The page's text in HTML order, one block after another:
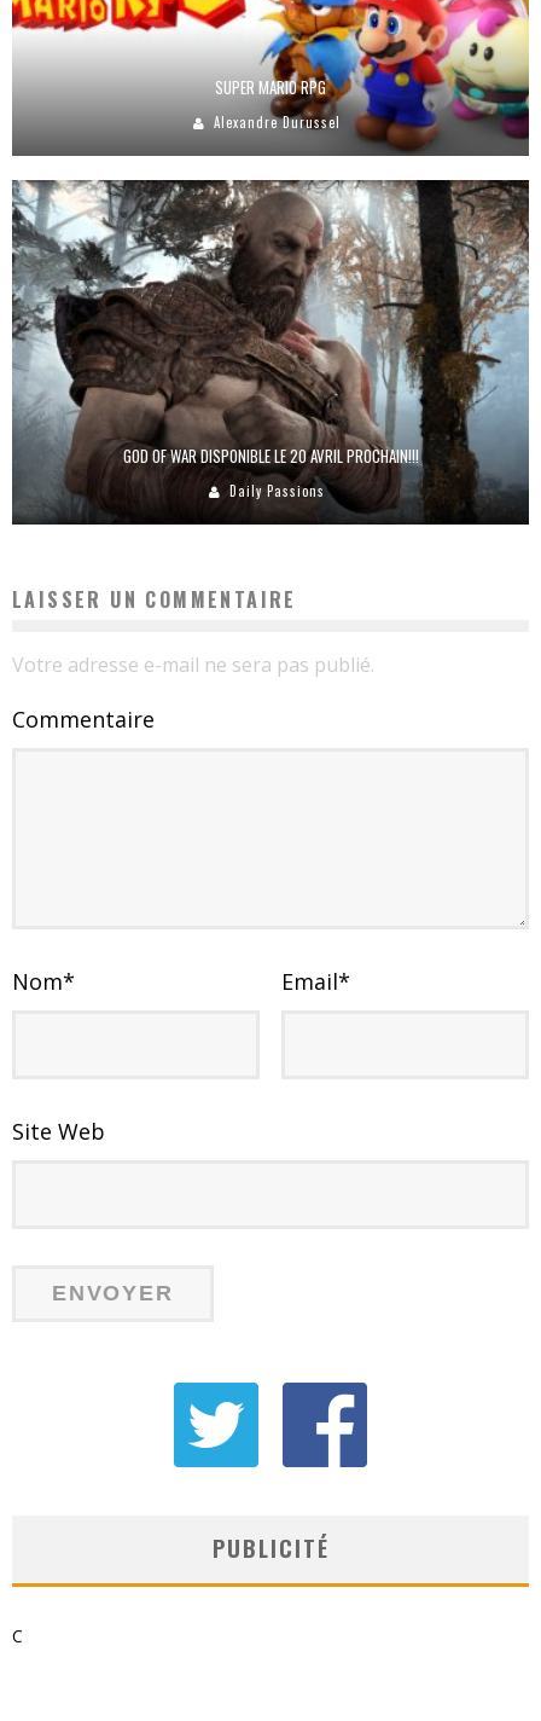
SUPER MARIO RPG
Alexandre Durussel
GOD OF WAR DISPONIBLE LE 20 AVRIL PROCHAIN!!!
Daily Passions
LAISSER UN COMMENTAIRE
Votre adresse e-mail ne sera pas publié.
Commentaire
Nom* Email*
Site Web
PUBLICITÉ
C